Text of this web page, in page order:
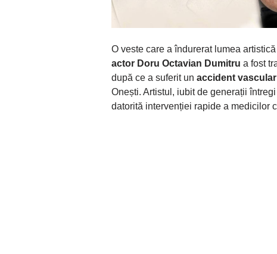
O veste care a îndurerat lumea
actor Doru Octavian Dumitru a fost
după ce a suferit un accident vascular
Onești. Artistul, iubit de generații
datorită intervenției rapide a medicilor